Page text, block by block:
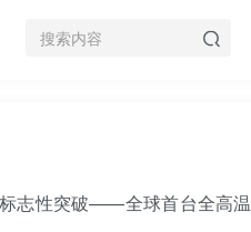
志性突破——全球首台全高